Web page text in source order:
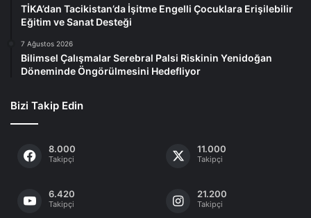
TİKA’dan Tacikistan’da İşitme Engelli Çocuklara Erişilebilir
Eğitim ve Sanat Desteği
7 Ağustos 2026
Bilimsel Çalışmalar Serebral Palsi Riskinin Yenidoğan
Döneminde Öngörülmesini Hedefliyor
Bizi Takip Edin
8.000
Takipçi
11.000
Takipçi
6.420
Takipçi
21.200
Takipçi